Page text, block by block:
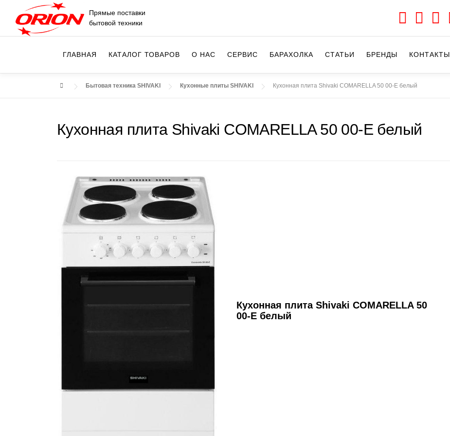
содержимому
Прямые поставки
бытовой техники
ГЛАВНАЯ КАТАЛОГ ТОВАРОВ О НАС СЕРВИС БАРАХОЛКА CТАТЬИ БРЕНДЫ КОНТАКТЫ
Бытовая техника SHIVAKI Кухонные плиты SHIVAKI Кухонная плита Shivaki COMARELLA 50 00-E белый
Кухонная плита Shivaki COMARELLA 50 00-E белый
Кухонная плита Shivaki COMARELLA 50
00-E белый